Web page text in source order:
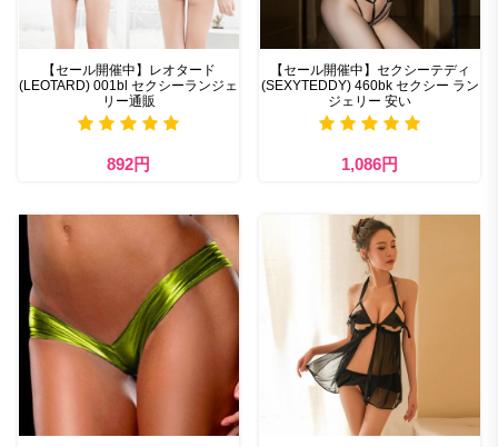
【セール開催中】レオタード
(LEOTARD) 001bl セクシーランジェ
リー通販
892円
【セール開催中】セクシーテディ
(SEXYTEDDY) 460bk セクシー ラン
ジェリー 安い
1,086円